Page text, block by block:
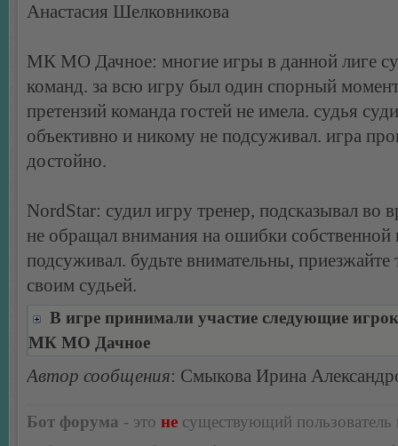
Анастасия Шелковникова
МК МО Дачное: многие игры в данной лиге
команд. за всю игру был один спорный
претензий команда гостей не имела. судья
объективно и никому не подсуживал. игра
достойно.
NordStar: судил игру тренер, подсказывал во
не обращал внимания на ошибки
подсуживал. будьте внимательны, приезжайте
своим судьей.
В игре принимали участие следующие
МК МО Дачное
Автор сообщения: Смыкова Ирина
Бот форума - это не существующий пользователь